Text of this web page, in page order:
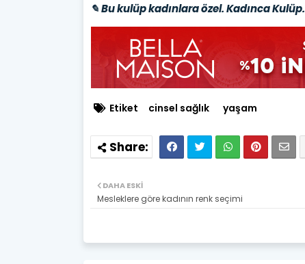
✎ Bu kulüp kadınlara özel. Kadınca
Etiket cinsel sağlık yaşam
DAHA ESKI
Mesleklere göre kadının renk seçimi